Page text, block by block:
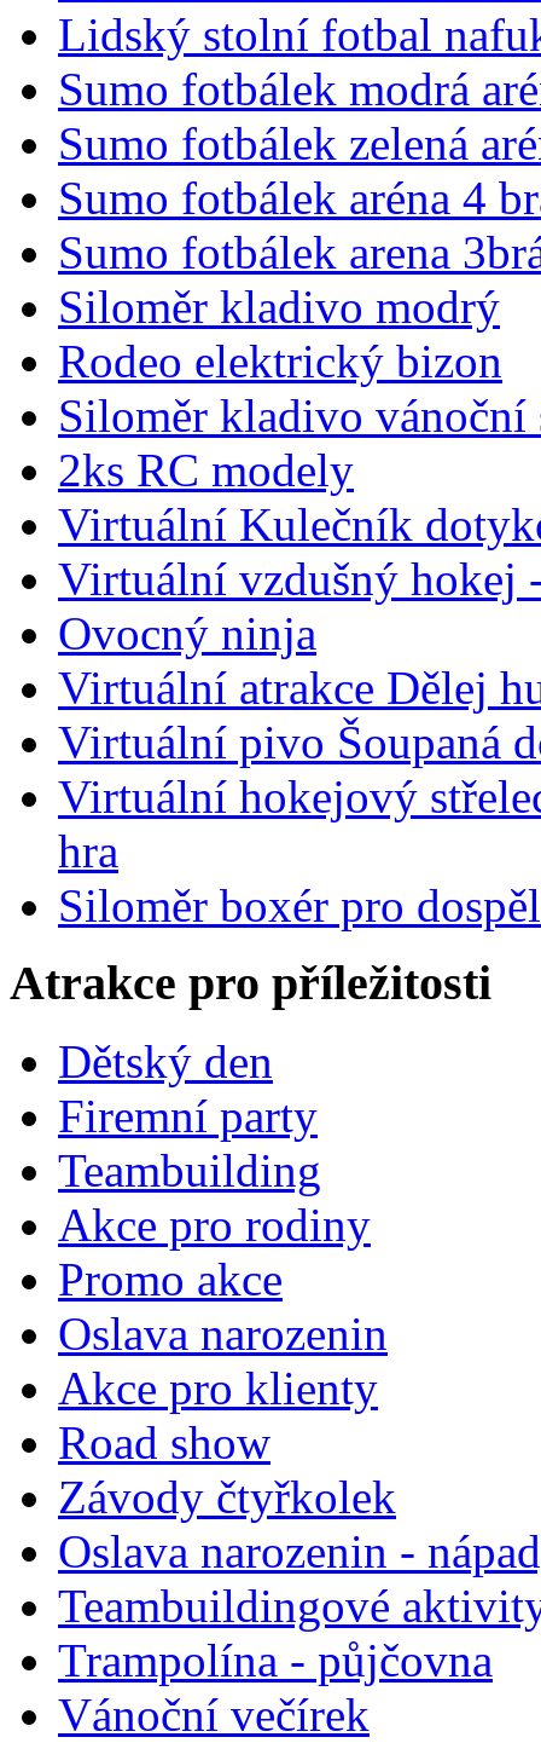
Lidský stolní fotbal
Sumo fotbálek modrá
Sumo fotbálek zelená
Sumo fotbálek aréna 4
Sumo fotbálek arena
Siloměr kladivo modrý
Rodeo elektrický bizon
Siloměr kladivo vánoční
2ks RC modely
Virtuální Kulečník
Virtuální vzdušný hokej
Ovocný ninja
Virtuální atrakce Dělej
Virtuální pivo Šoupaná
Virtuální hokejový
hra
Siloměr boxér pro
Atrakce pro příležitosti
Dětský den
Firemní party
Teambuilding
Akce pro rodiny
Promo akce
Oslava narozenin
Akce pro klienty
Road show
Závody čtyřkolek
Oslava narozenin -
Teambuildingové
Trampolína - půjčovna
Vánoční večírek